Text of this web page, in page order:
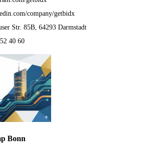
company/getbidx
Str. 85B, 64293 Darmstadt
40 60
Bonn